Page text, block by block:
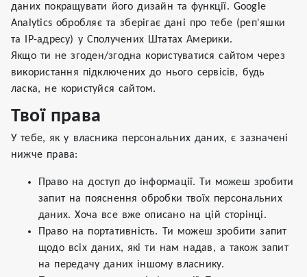
даних покращувати його дизайн та функції. Google
Analytics обробляє та зберігає дані про тебе (реп'яшки
та IP-адресу) у Сполучених Штатах Америки.
Якщо ти не згоден/згодна користуватися сайтом через
використання підключених до нього сервісів, будь
ласка, не користуйся сайтом.
Твої права
У тебе, як у власника персональних даних, є зазначені
нижче права:
Право на доступ до інформації. Ти можеш зробити
запит на пояснення обробки твоїх персональних
даних. Хоча все вже описано на цій сторінці.
Право на портативність. Ти можеш зробити запит
щодо всіх даних, які ти нам надав, а також запит
на передачу даних іншому власнику.